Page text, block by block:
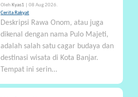
Oleh Kyas1
| 08 Aug 2026.
Cerita Rakyat
Deskripsi Rawa Onom, atau juga
dikenal dengan nama Pulo Majeti,
adalah salah satu cagar budaya dan
destinasi wisata di Kota Banjar.
Tempat ini serin...